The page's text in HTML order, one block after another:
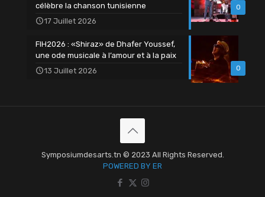
0
célèbre la chanson tunisienne
17 Juillet 2026
0
FIH2026 : «Shiraz» de Dhafer Youssef,
une ode musicale à l’amour et à la paix
13 Juillet 2026
Symposiumdesarts.tn © 2023 All Rights Reserved.
POWERED BY ER